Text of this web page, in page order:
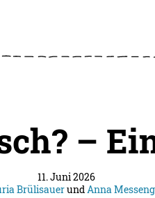
–
11. Juni 2026
BrülisauerundAnna